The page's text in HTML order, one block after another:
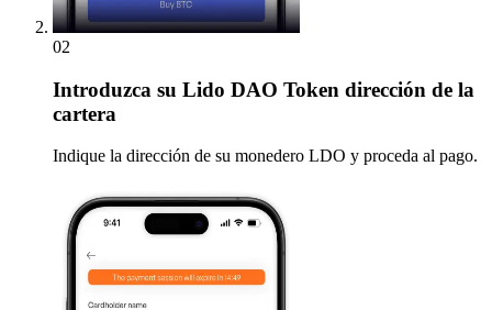
02
Introduzca su Lido DAO Token dirección de la
cartera
Indique la dirección de su monedero LDO y proceda al pago.